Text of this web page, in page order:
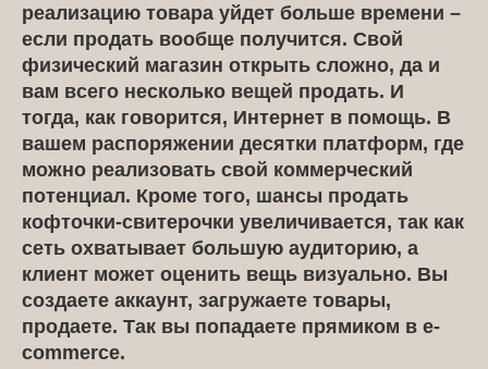
реализацию товара уйдет больше времени –
если продать вообще получится. Свой
физический магазин открыть сложно, да и
вам всего несколько вещей продать. И
тогда, как говорится, Интернет в помощь. В
вашем распоряжении десятки платформ, где
можно реализовать свой коммерческий
потенциал. Кроме того, шансы продать
кофточки-свитерочки увеличивается, так как
сеть охватывает большую аудиторию, а
клиент может оценить вещь визуально. Вы
создаете аккаунт, загружаете товары,
продаете. Так вы попадаете прямиком в e-
commerce.